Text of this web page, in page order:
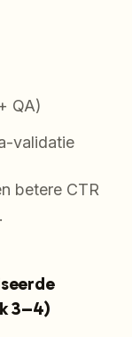
QA)
validatie
betere CTR
3–4)